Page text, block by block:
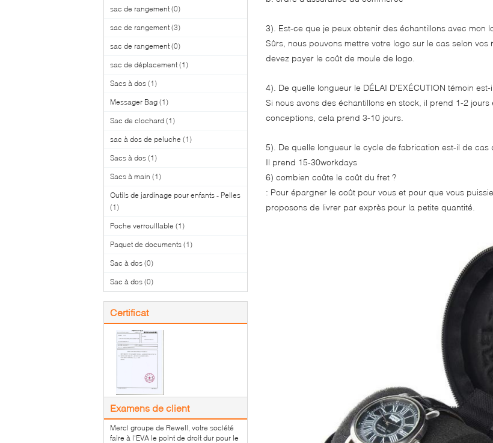
sac de rangement (0)
sac de rangement (3)
sac de rangement (0)
sac de déplacement (1)
Sacs à dos (1)
Messager Bag (1)
Sac de clochard (1)
sac à dos de peluche (1)
Sacs à dos (1)
Sacs à main (1)
Outils de jardinage pour enfants - Pelles
(1)
Poche verrouillable (1)
Paquet de documents (1)
Sac à dos (0)
Sac à dos (0)
Certificat
Examens de client
Merci groupe de Rewell, votre société
faire à l'EVA le point de droit dur pour le
3). Est-ce que je peux obtenir des échantillons avec mon
Sûrs, nous pouvons mettre votre logo sur le cas selon
devez payer le coût de moule de logo.
4). De quelle longueur le DÉLAI D'EXÉCUTION témoin
Si nous avons des échantillons en stock, il prend 1-2
conceptions, cela prend 3-10 jours.
5). De quelle longueur le cycle de fabrication est-il de cas
Il prend 15-30workdays
6) combien coûte le coût du fret ?
: Pour épargner le coût pour vous et pour que vous
proposons de livrer par exprès pour la petite quantité.